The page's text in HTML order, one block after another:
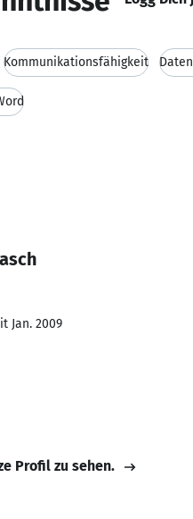
Kommunikationsfähigkeit
Jan. 2009
Profil zu sehen.